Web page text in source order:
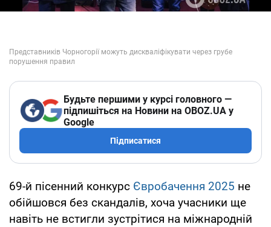
Будьте першими у курсі головного —
підпишіться на Новини на OBOZ.UA у
Google
Підписатися
69-й пісенний конкурс Євробачення 2025 не
обійшовся без скандалів, хоча учасники ще
навіть не встигли зустрітися на міжнародній